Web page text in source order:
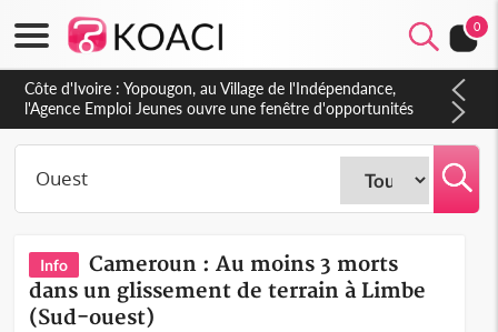
0
Côte d'Ivoire : CHU de Treichville, après la fronde, les agents
contractuels obtiennent un accord avec la direction sur les
arriérés du SMIG 2023
Info
Cameroun : Au moins 3 morts
dans un glissement de terrain à Limbe
(Sud-ouest)